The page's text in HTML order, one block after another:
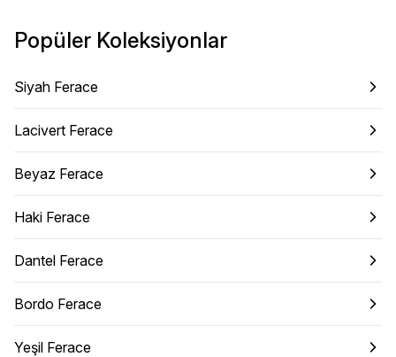
Popüler Koleksiyonlar
Siyah Ferace
Lacivert Ferace
Beyaz Ferace
Haki Ferace
Dantel Ferace
Bordo Ferace
Yeşil Ferace